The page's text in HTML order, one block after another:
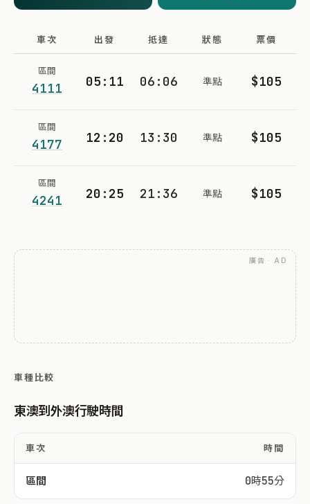
車次 出發 抵達 狀態 票價
區間
4111 05:11 06:06 準點 $105
區間
4177 12:20 13:30 準點 $105
區間
4241 20:25 21:36 準點 $105
廣告 · AD
車種比較
東澳到外澳行駛時間
車次 時間
區間 0時55分